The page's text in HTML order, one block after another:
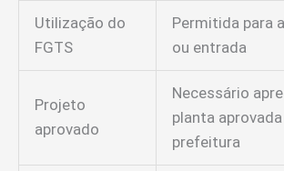
Utilização do
FGTS
Permitida para
ou entrada
Projeto
aprovado
Necessário
planta
prefeitura